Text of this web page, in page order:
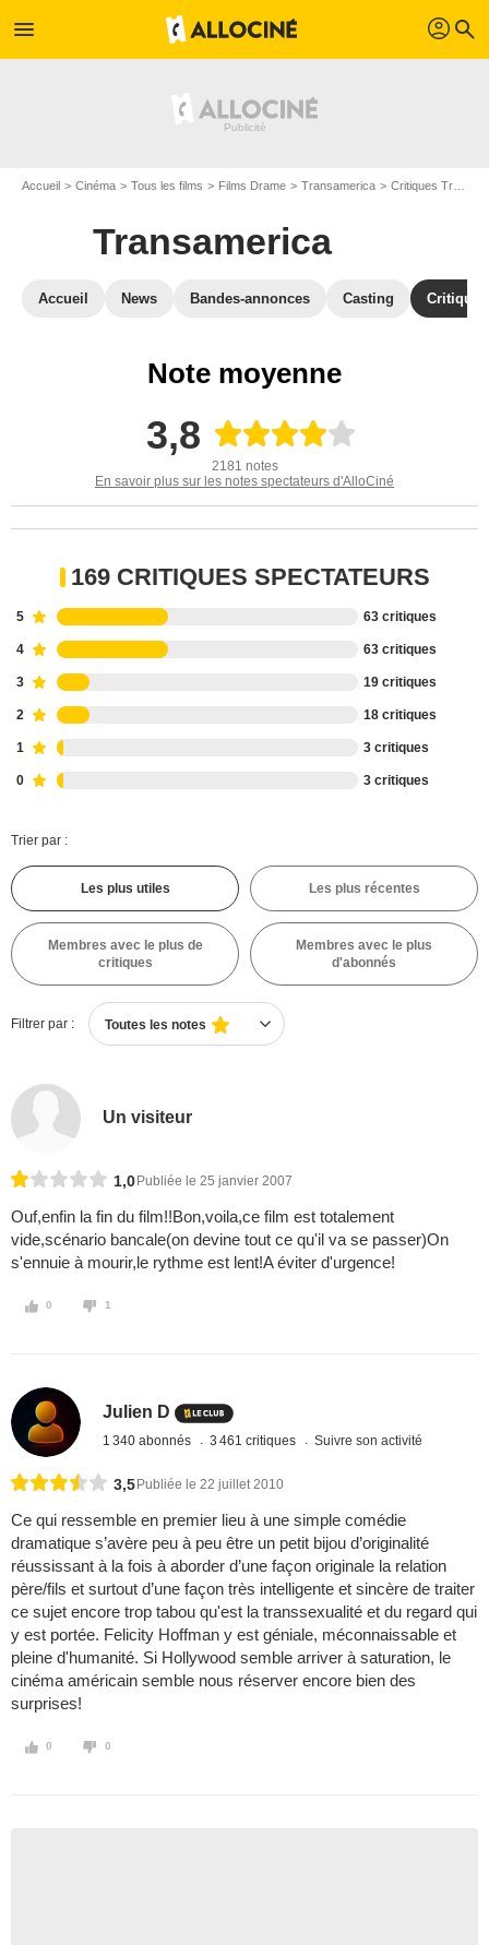
menu profil search
Accueil Cinéma Tous les films Films Drame Transamerica Critiques Transamerica
Transamerica
Accueil News Bandes-annonces Casting
Note moyenne
3,8
2181 notes
En savoir plus sur les notes spectateurs d'AlloCiné
169 CRITIQUES SPECTATEURS
5 63 critiques
4 63 critiques
3 19 critiques
2 18 critiques
1 3 critiques
0 3 critiques
Trier par :
Les plus utiles Les plus récentes
Membres avec le plus de
critiques
Membres avec le plus
d'abonnés
Filtrer par : Toutes les notes
Un visiteur
1,0 Publiée le 25 janvier 2007
Ouf,enfin la fin du film!!Bon,voila,ce film est totalement
vide,scénario bancale(on devine tout ce qu'il va se passer)On
s'ennuie à mourir,le rythme est lent!A éviter d'urgence!
0 1
Julien D
1 340 abonnés 3 461 critiques Suivre son activité
3,5 Publiée le 22 juillet 2010
Ce qui ressemble en premier lieu à une simple comédie
dramatique s’avère peu à peu être un petit bijou d’originalité
réussissant à la fois à aborder d’une façon originale la relation
père/fils et surtout d’une façon très intelligente et sincère de traiter
ce sujet encore trop tabou qu'est la transsexualité et du regard qui
y est portée. Felicity Hoffman y est géniale, méconnaissable et
pleine d'humanité. Si Hollywood semble arriver à saturation, le
cinéma américain semble nous réserver encore bien des
surprises!
0 0